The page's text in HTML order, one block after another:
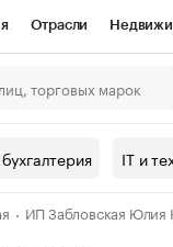
Отрасли
Проверка
валюты
IT и
ИП Забловская Юлия